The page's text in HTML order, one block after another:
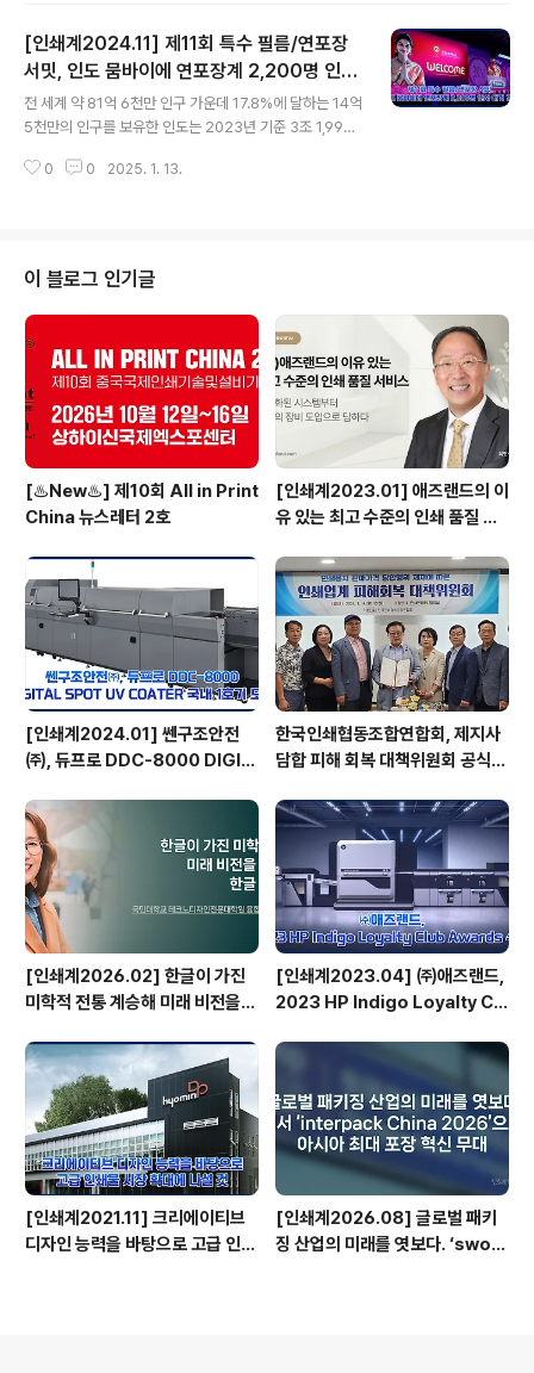
사를 시작으로 캐논코리아㈜ PP사업팀 서백규 프로의 글
로벌 인쇄트렌드 소개, ㈜포유프린팅 김석진 대표이사 의
인사말, 캐논코리아㈜ PP사업팀 이영현 프로의 아마존 주
문형 책자 생산 사례 소개 및 ㈜포유프린팅 소개, 생산 라
인(캐논 ProStream 3133) 투어 등의 순으로 진행되었
다. 캐논코리아 PP사업팀 박상용 팀장은 “포유프린팅에서
[인쇄계2024.11] 제11회 특수 필름/연포장
서밋, 인도 뭄바이에 연포장계 2,200명 인사
대거 결집
전 세계 약 81억 6천만 인구 가운데 17.8%에 달하는 14억
5천만의 인구를 보유한 인도는 2023년 기준 3조 1,990
구 만큼이나 풍부한 자원을 갖고 있고, 전 세계 가장 큰 부
놀라운 속도의 경제 성장률로 글로벌 경제를 리드하는 주
요 국가로 부상하고 있으며, 보다 높은 시장 경쟁력을 갖추
기 위해 국내 인프라 구축과 기업 경영 환경 개선, 그리고
기술 경쟁력 강화에 적극적으로 나서고 있다. 이제, 인도는
명실공히 글로벌 시장을 위한 제조업의 기지로 자리매김
하고 있..
0 0 2025. 1. 13.
이 블로그 인기글
[♨️New♨️] 제10회 All in Print
China 뉴스레터 2호
[인쇄계2023.01] 애즈랜드의 이
유 있는 최고 수준의 인쇄 품질 서
장비 도입으로 답하다 - ㈜애즈랜
드 최현수 대표이사
[인쇄계2024.01] 쎈구조안전
㈜, 듀프로 DDC-8000 DIGIT
1호기 도입
한국인쇄협동조합연합회, 제지사
담합 피해 회복 대책위원회 공식
[인쇄계2026.02] 한글이 가진
미학적 전통 계승해 미래 비전을
터 - 국민대학교 테크노디자인전
문대학원 융합디자인학과 타이포
디자인랩 박윤정 교수
[인쇄계2023.04] ㈜애즈랜드,
2023 HP Indigo Loyalty Clu
[인쇄계2021.11] 크리에이티브
디자인 능력을 바탕으로 고급 인쇄
[인쇄계2026.08] 글로벌 패키
징 산업의 미래를 엿보다. ‘swo